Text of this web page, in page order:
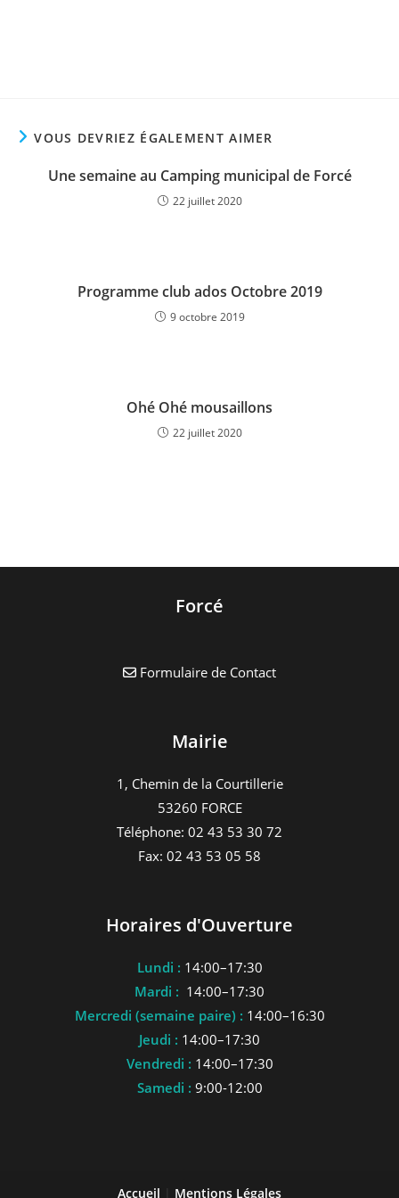
VOUS DEVRIEZ ÉGALEMENT AIMER
Une semaine au Camping municipal de Forcé
22 juillet 2020
Programme club ados Octobre 2019
9 octobre 2019
Ohé Ohé mousaillons
22 juillet 2020
Forcé
Formulaire de Contact
Mairie
1, Chemin de la Courtillerie
53260 FORCE
Téléphone: 02 43 53 30 72
Fax: 02 43 53 05 58
Horaires d'Ouverture
Lundi : 14:00–17:30
Mardi : 14:00–17:30
Mercredi (semaine paire) : 14:00–16:30
Jeudi : 14:00–17:30
Vendredi : 14:00–17:30
Samedi : 9:00-12:00
Accueil Mentions Légales